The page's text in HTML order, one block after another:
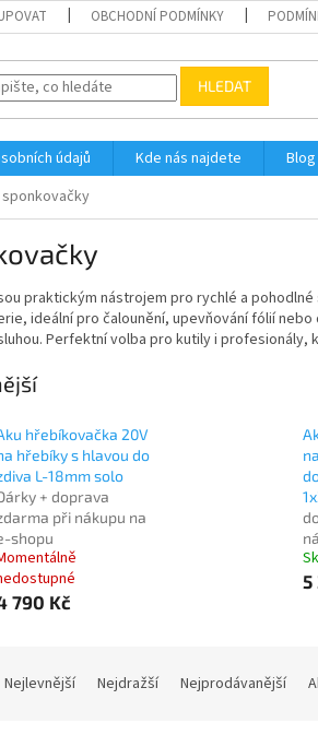
OBCHODNÍ PODMÍNKY
HLEDAT
údajů Kde nás najdete Blog
sponkovačky
praktickým nástrojem pro rychlé a
ideální pro čalounění, upevňování fólií
Perfektní volba pro kutily i
hřebíkovačka 20V
hřebíky s hlavou do
L-18mm solo
+ doprava
při nákupu na
shopu
790 Kč
5
Nejlevnější Nejdražší Nejprodávanější